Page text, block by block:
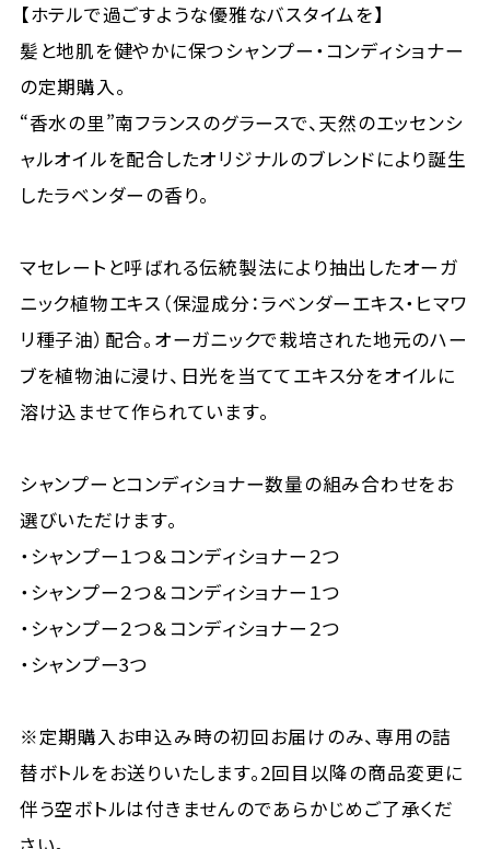
【ホテルで過ごすような優雅なバスタイムを】
髪と地肌を健やかに保つシャンプー・コンディショナー
の定期購入。
“香水の里”南フランスのグラースで、天然のエッセンシ
ャルオイルを配合したオリジナルのブレンドにより誕生
したラベンダーの香り。
マセレートと呼ばれる伝統製法により抽出したオーガ
ニック植物エキス（保湿成分：ラベンダーエキス・ヒマワ
リ種子油）配合。オーガニックで栽培された地元のハー
ブを植物油に浸け、日光を当ててエキス分をオイルに
溶け込ませて作られています。
シャンプーとコンディショナー数量の組み合わせをお
選びいただけます。
・シャンプー１つ＆コンディショナー２つ
・シャンプー２つ＆コンディショナー１つ
・シャンプー２つ＆コンディショナー２つ
・シャンプー3つ
※定期購入お申込み時の初回お届けのみ、専用の詰
替ボトルをお送りいたします。2回目以降の商品変更に
伴う空ボトルは付きませんのであらかじめご了承くだ